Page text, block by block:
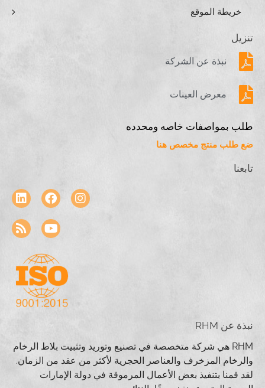
خريطة الموقع
تنزيل
نبذة عن الشركة
معرض العينات
طلب بمواصفات خاصه ومحدده
ضع طلب منتج مخصص هنا
تابعنا
نبذة عن RHM
RHM هي شركة متخصصة في تصنيع وتوريد وتثبيت بلاط الرخام
والرخام المزخرف والعناصر الحجرية لأكثر من عقد من الزمان.
لقد قمنا بتنفيذ بعض الأعمال المرموقة في دولة الإمارات